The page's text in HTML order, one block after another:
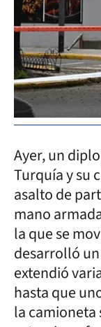
Ayer, un
Turquía y su
asalto de
mano
la que se
desarrolló
extendió
hasta que
la